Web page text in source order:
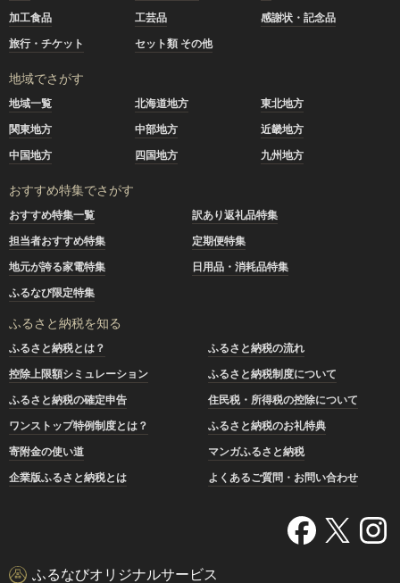
加工食品
工芸品
感謝状・記念品
旅行・チケット
セット類 その他
地域でさがす
地域一覧 北海道地方
東北地方
関東地方
中部地方
近畿地方
中国地方
四国地方 九州地方
おすすめ特集でさがす
おすすめ特集一覧
訳あり返礼品特集
担当者おすすめ特集
定期便特集
地元が誇る家電特集
日用品・消耗品特集
ふるなび限定特集
ふるさと納税を知る
ふるさと納税とは？
ふるさと納税の流れ
控除上限額シミュレーション
ふるさと納税制度について
ふるさと納税の確定申告
住民税・所得税の控除について
ワンストップ特例制度とは？
ふるさと納税のお礼特典
寄附金の使い道
マンガふるさと納税
企業版ふるさと納税とは
よくあるご質問・お問い合わせ
ふるなびオリジナルサービス